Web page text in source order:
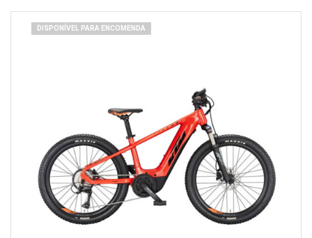
DISPONÍVEL PARA ENCOMENDA